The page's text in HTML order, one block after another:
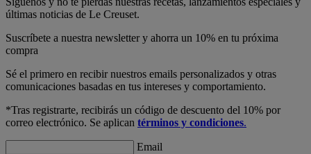
últimas noticias de Le Creuset.
Suscríbete a nuestra newsletter y ahorra un 10% en tu próxima
compra
Sé el primero en recibir nuestros emails personalizados y otras
comunicaciones basadas en tus intereses y comportamiento.
*Tras registrarte, recibirás un código de descuento del 10% por
correo electrónico. Se aplican términos y condiciones.
Email